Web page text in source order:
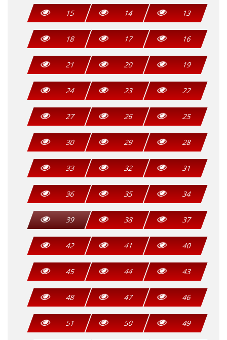
13
14
15
16
17
18
19
20
21
22
23
24
25
26
27
28
29
30
31
32
33
34
35
36
37
38
39
40
41
42
43
44
45
46
47
48
49
50
51